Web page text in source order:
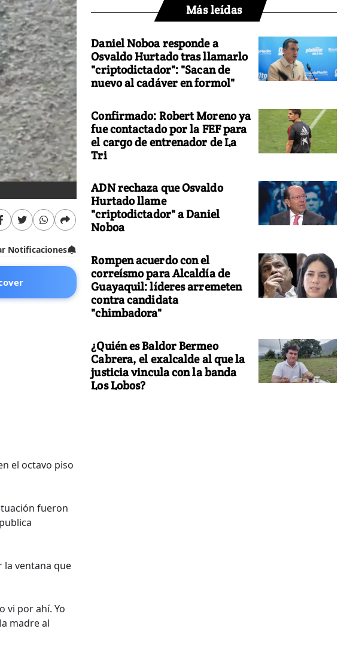
Notificaciones
el octavo piso
fueron
la ventana que
vi por ahí. Yo
madre al
Más leídas
Daniel Noboa responde a
Osvaldo Hurtado tras llamarlo
"criptodictador": "Sacan de
nuevo al cadáver en formol"
Confirmado: Robert Moreno ya
fue contactado por la FEF para
el cargo de entrenador de La
Tri
ADN rechaza que Osvaldo
Hurtado llame
"criptodictador" a Daniel
Noboa
Rompen acuerdo con el
correísmo para Alcaldía de
Guayaquil: líderes arremeten
contra candidata
"chimbadora"
¿Quién es Baldor Bermeo
Cabrera, el exalcalde al que la
justicia vincula con la banda
Los Lobos?